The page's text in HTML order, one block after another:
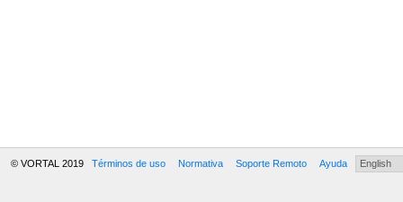
© VORTAL 2019 Términos de uso Normativa Soporte Remoto Ayuda